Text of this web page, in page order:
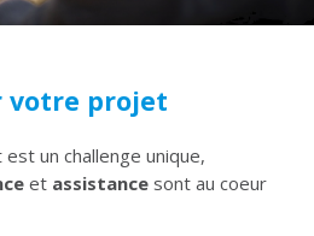
votre projet
un challenge unique,
et assistance sont au coeur